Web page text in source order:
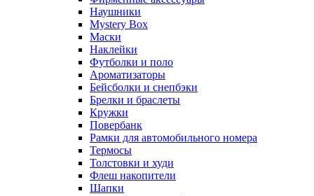
Наушники
Mystery Box
Маски
Наклейки
Футболки и поло
Ароматизаторы
Бейсболки и снепбэки
Брелки и браслеты
Кружки
Повербанк
Рамки для автомобильного номера
Термосы
Толстовки и худи
Флеш накопители
Шапки